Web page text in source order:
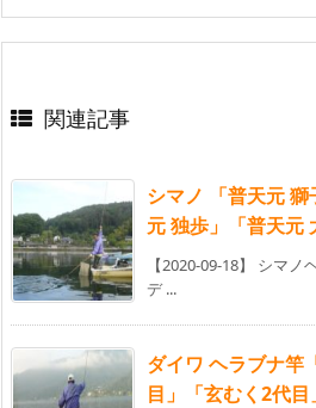
関連記事
シマノ 「普天元
元 独歩」「普天元
【2020-09-18】 シマ
デ ...
ダイワ ヘラブナ竿
目」「玄むく2代目